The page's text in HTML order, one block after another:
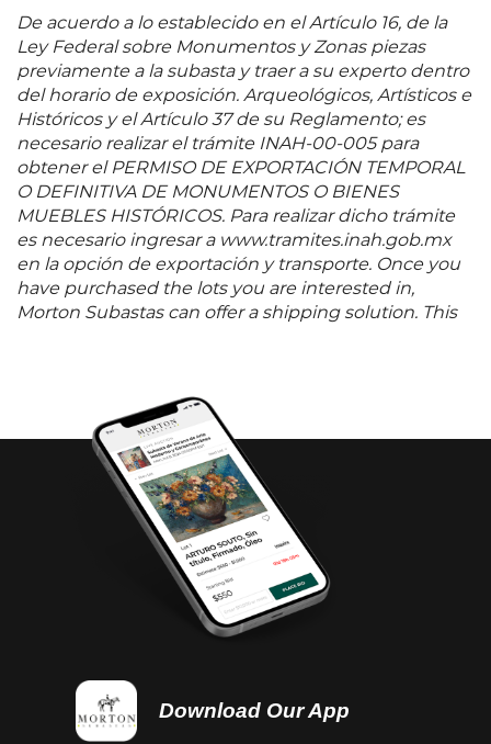
De acuerdo a lo establecido en el Artículo 16, de la
Ley Federal sobre Monumentos y Zonas piezas
previamente a la subasta y traer a su experto dentro
del horario de exposición. Arqueológicos, Artísticos e
Históricos y el Artículo 37 de su Reglamento; es
necesario realizar el trámite INAH-00-005 para
obtener el PERMISO DE EXPORTACIÓN TEMPORAL
O DEFINITIVA DE MONUMENTOS O BIENES
MUEBLES HISTÓRICOS. Para realizar dicho trámite
es necesario ingresar a www.tramites.inah.gob.mx
en la opción de exportación y transporte. Once you
have purchased the lots you are interested in,
Morton Subastas can offer a shipping solution. This
Download Our App